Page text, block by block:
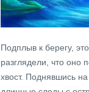
Подплыв к берегу,
разглядели, что оно
хвост. Поднявшись на